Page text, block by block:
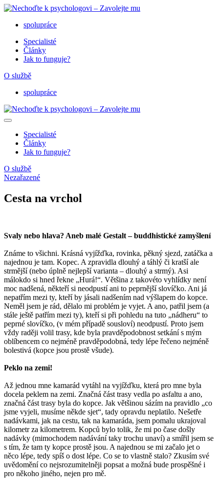
Nechoďte k psychologovi – Zavolejte mu
psycholognatelefonu.cz‎
spolupráce
Specialisté
Články
Jak to funguje?
O službě
spolupráce
Specialisté
Články
Jak to funguje?
O službě
Nezařazené
Cesta na vrchol
Svaly nebo hlava? Aneb malé Gestalt – buddhistické zamyšlení
Známe to všichni. Krásná vyjížďka, rovinka, pěkný sjezd, zatáčka a
najednou je tam. Kopec. A zpravidla dlouhý a táhlý či kratší ale
strmější (nebo úplně nejlepší varianta – dlouhý a strmý). Asi
málokdo si hned řekne „Hurá!“. Většina z takovéto vyhlídky není
moc nadšená, někteří si neodpustí ani to peprnější slovíčko. Ani já
nepatřím mezi ty, kteří by jásali nadšením nad výšlapem do kopce.
Neměl jsem je rád, dělalo mi problém je vyjet. A ano, patřil jsem (a
stále ještě patřím mezi ty), kteří si při pohledu na tuto „nádheru“ to
peprné slovíčko, (v mém případě sousloví) neodpustí. Proto jsem
vždy raději volil trasy, kde byla pravděpodobnost setkání s mým
oblíbencem co nejméně pravděpodobná, tedy lépe řečeno nejméně
bolestivá (kopce jsou prostě všude).
Peklo na zemi!
Až jednou mne kamarád vytáhl na vyjížďku, která pro mne byla
docela peklem na zemi. Značná část trasy vedla po asfaltu a ano,
značná část trasy byla do kopce. Jak většinou sázím na pravidlo „co
jsme vyjeli, musíme někde sjet“, tady opravdu neplatilo. Nešetře
nadávkami, jak na cestu, tak na kamaráda, jsem pomalu ukrajoval
kilometr za kilometrem. Kopců bylo tolik, že mi po čase došly
nadávky (mimochodem nadávání taky trochu unaví) a smířil jsem se
s tím, že tam ty kopce prostě jsou. A najednou se mi začalo jet o
něco lépe, tedy spíš o dost lépe. Co se to vlastně stalo? Zkusím své
uvědomění co nejsrozumitelněji popsat a možná bude prospěšné i
pro někoho jiného, nejen pro mě.